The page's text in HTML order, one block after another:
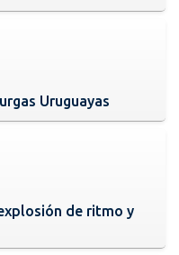
Uruguayas
de ritmo y